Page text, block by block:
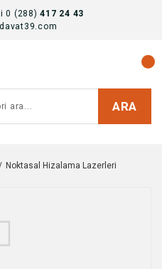
0 (288)417 24 43
ARA
Noktasal Hizalama Lazerleri